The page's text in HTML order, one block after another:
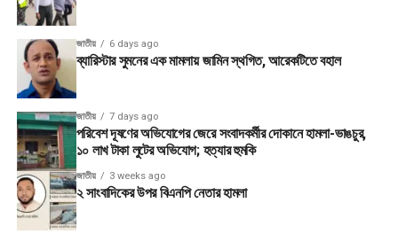
জাতীয় 6 days ago
ব্যারিস্টার সুমনের এক মামলায় জামিন স্থগিত, আরেকটিতে বহাল
জাতীয় 7 days ago
পরিবেশ দূষণের অভিযোগের জেরে সংবাদকর্মীর দোকানে হামলা-ভাঙচুর,
১০ লাখ টাকা লুটের অভিযোগ; হত্যার হুমকি
জাতীয় 3 weeks ago
২ সাংবাদিকের উপর বিএনপি নেতার হামলা